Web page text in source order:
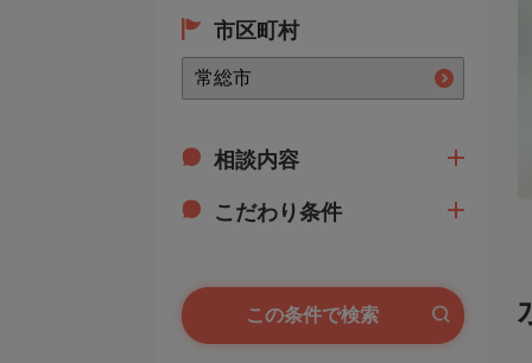
市区町村
相談内容
こだわり条件
この条件で検索